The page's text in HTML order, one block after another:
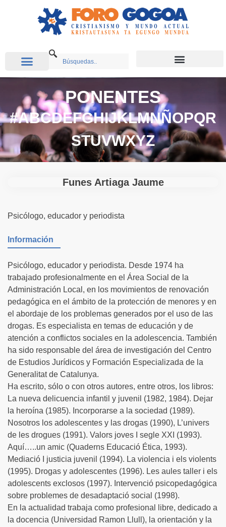
PONENTES
#ABCDEFGHIJKLMNÑOPQR
STUVWXYZ
Funes Artiaga Jaume
Psicólogo, educador y periodista
Información
Psicólogo, educador y periodista. Desde 1974 ha
trabajado profesionalmente en el Área Social de la
Administración Local, en los movimientos de renovación
pedagógica en el ámbito de la protección de menores y en
el abordaje de los problemas generados por el uso de las
drogas. Es especialista en temas de educación y de
atención a conflictos sociales en la adolescencia. También
ha sido responsable del área de investigación del Centro
de Estudios Jurídicos y Formación Especializada de la
Generalitat de Catalunya.
Ha escrito, sólo o con otros autores, entre otros, los libros:
La nueva delicuencia infantil y juvenil (1982, 1984). Dejar
la heroína (1985). Incorporarse a la sociedad (1989).
Nosotros los adolescentes y las drogas (1990), L’univers
de les drogues (1991). Valors joves I segle XXI (1993).
Aquí…..un amic (Quaderns Educació Ética, 1993).
Mediació I justicia juvenil (1994). La violencia i els violents
(1995). Drogas y adolescentes (1996). Les aules taller i els
adolescents exclosos (1997). Intervenció psicopedagógica
sobre problemes de desadaptació social (1998).
En la actualidad trabaja como profesional libre, dedicado a
la docencia (Universidad Ramon Llull), la orientación y la